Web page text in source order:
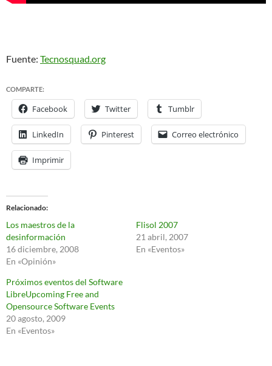
Fuente: Tecnosquad.org
COMPARTE:
Facebook Twitter Tumblr
LinkedIn Pinterest Correo electrónico
Imprimir
Relacionado
Los maestros de la
desinformación
16 diciembre, 2008
En «Opinión»
Flisol 2007
21 abril, 2007
En «Eventos»
Próximos eventos del Software
LibreUpcoming Free and
Opensource Software Events
20 agosto, 2009
En «Eventos»